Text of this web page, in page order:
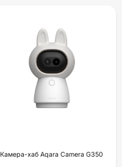
Камера-хаб Aqara Camera G350